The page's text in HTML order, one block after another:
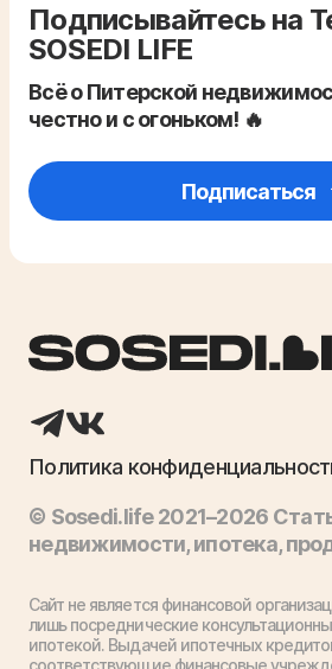
Подписывайтесь на
SOSEDI LIFE
Всё о Питерской
честно и с огоньком! 🔥
Подписаться
Политика
© Sosedi.life 2021–2026
недвижимости, ипотека,
Сайт не является финансовой
лишь посреднические
ипотекой. Выдачей ипотечных